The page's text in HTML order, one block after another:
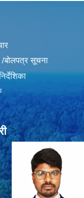
/बोलपत्र सूचना